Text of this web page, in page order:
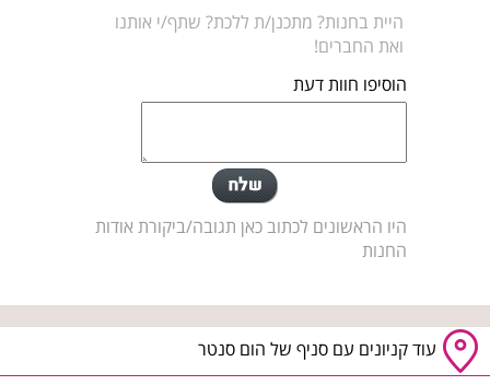
היית בחנות? מתכנן/ת ללכת? שתף/י אותנו
ואת החברים!
הוסיפו חוות דעת
היו הראשונים לכתוב כאן תגובה/ביקורת אודות
החנות
עוד קניונים עם סניף של הום סנטר